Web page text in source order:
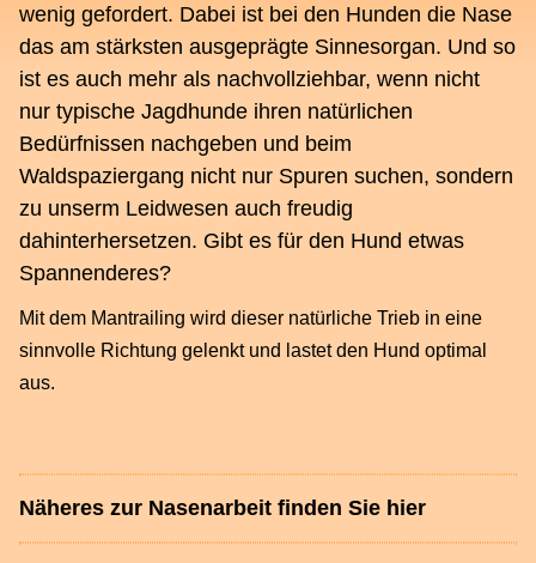
wenig gefordert. Dabei ist bei den Hunden die Nase
das am stärksten ausgeprägte Sinnesorgan. Und so
ist es auch mehr als nachvollziehbar, wenn nicht
nur typische Jagdhunde ihren natürlichen
Bedürfnissen nachgeben und beim
Waldspaziergang nicht nur Spuren suchen, sondern
zu unserm Leidwesen auch freudig
dahinterhersetzen. Gibt es für den Hund etwas
Spannenderes?
Mit dem Mantrailing wird dieser natürliche Trieb in eine
sinnvolle Richtung gelenkt und lastet den Hund optimal
aus.
Näheres zur Nasenarbeit finden Sie hier